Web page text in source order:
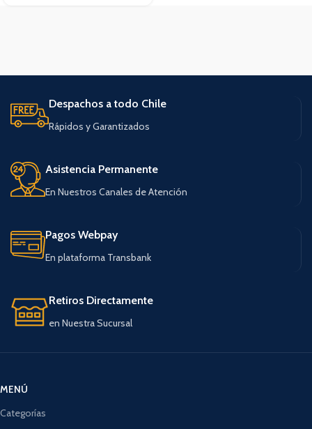
Despachos a todo Chile
Rápidos y Garantizados
Asistencia Permanente
En Nuestros Canales de Atención
Pagos Webpay
En plataforma Transbank
Retiros Directamente
en Nuestra Sucursal
MENÚ
Categorías